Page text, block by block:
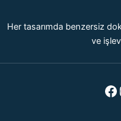
Her tasarımda benzersiz
ve